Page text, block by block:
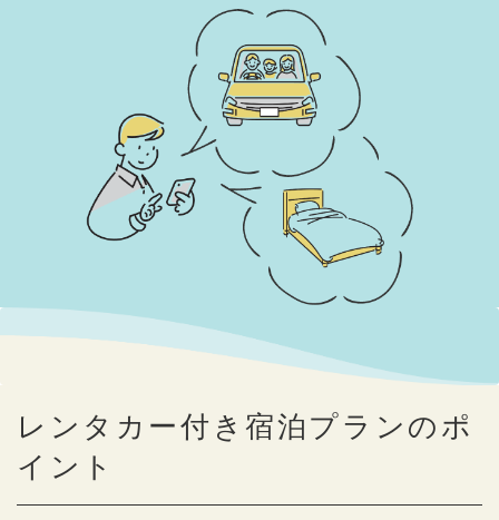
レンタカー付き宿泊プランのポ
イント